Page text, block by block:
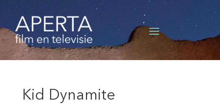
Kid Dynamite